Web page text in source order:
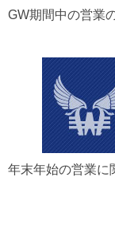
GW期間中の営業
年末年始の営業に